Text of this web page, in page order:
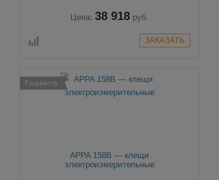
Цена: 38 918 руб.
Госреестр
APPA 158B — клещи
электроизмерительные